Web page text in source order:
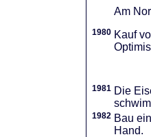
Am
1980 Kauf
1981 Die
1982 Bau
Hand.